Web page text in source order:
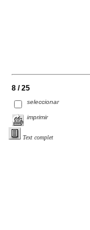
8 / 25
seleccionar
imprimir
Text complet